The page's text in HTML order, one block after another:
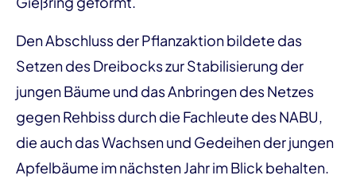
Den Abschluss der Pflanzaktion bildete das
Setzen des Dreibocks zur Stabilisierung der
jungen Bäume und das Anbringen des Netzes
gegen Rehbiss durch die Fachleute des NABU,
die auch das Wachsen und Gedeihen der jungen
Apfelbäume im nächsten Jahr im Blick behalten.